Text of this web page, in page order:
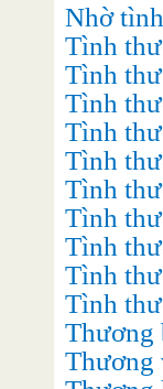
Nhờ
Tình
Tình
Tình
Tình
Tình
Tình
Tình
Tình
Tình
Tình
Thương
Thương